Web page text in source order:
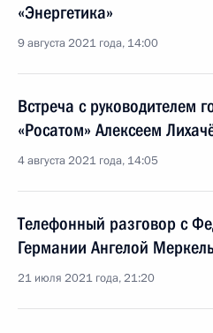
«Энергетика»
9 августа 2021 года, 14:00
Встреча с руководителем
«Росатом» Алексеем
4 августа 2021 года, 14:05
Телефонный разговор с
Германии Ангелой
21 июля 2021 года, 21:20